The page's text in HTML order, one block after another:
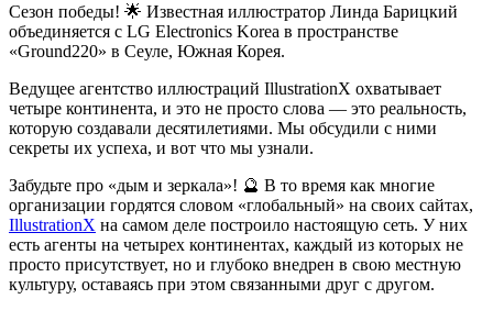
Сезон победы! 🌟 Известная иллюстратор Линда Барицкий
объединяется с LG Electronics Korea в пространстве
«Ground220» в Сеуле, Южная Корея.
Ведущее агентство иллюстраций IllustrationX охватывает
четыре континента, и это не просто слова — это реальность,
которую создавали десятилетиями. Мы обсудили с ними
секреты их успеха, и вот что мы узнали.
Забудьте про «дым и зеркала»! 🔮 В то время как многие
организации гордятся словом «глобальный» на своих сайтах,
IllustrationX на самом деле построило настоящую сеть. У них
есть агенты на четырех континентах, каждый из которых не
просто присутствует, но и глубоко внедрен в свою местную
культуру, оставаясь при этом связанными друг с другом.